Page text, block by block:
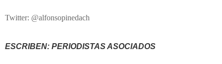
Twitter: @alfonsopinedach
ESCRIBEN: PERIODISTAS ASOCIADOS